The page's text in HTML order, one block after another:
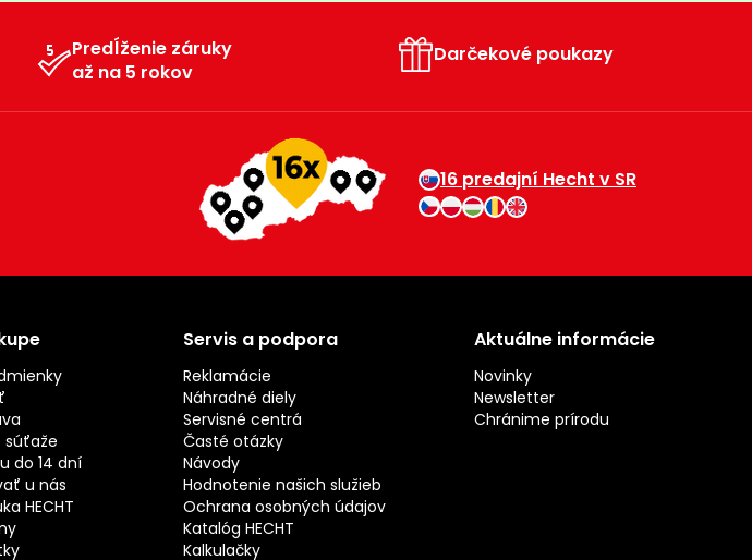
Predĺženie záruky
až na 5 rokov
Darčekové poukazy
16 predajní Hecht v SR
súťaže
do 14 dní
u nás
HECHT
Servis a podpora
Reklamácie
Náhradné diely
Servisné centrá
Časté otázky
Návody
Hodnotenie našich služieb
Ochrana osobných údajov
Katalóg HECHT
Kalkulačky
Aktuálne informácie
Novinky
Newsletter
Chránime prírodu